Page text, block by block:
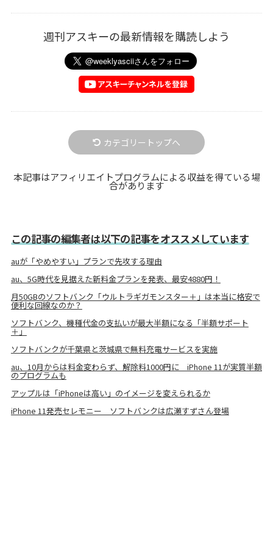
週刊アスキーの最新情報を購読しよう
カテゴリートップへ
本記事はアフィリエイトプログラムによる収益を得ている場
合があります
この記事の編集者は以下の記事をオススメしています
auが「やめやすい」プランで先攻する理由
au、5G時代を見据えた新料金プランを発表、最安4880円！
月50GBのソフトバンク「ウルトラギガモンスター＋」は本当に格安で
便利な回線なのか？
ソフトバンク、機種代金の支払いが最大半額になる「半額サポート
＋」
ソフトバンクが千葉県と茨城県で無料充電サービスを実施
au、10月からは料金変わらず、解除料1000円に iPhone 11が実質半額
のプログラムも
アップルは「iPhoneは高い」のイメージを変えられるか
iPhone 11発売セレモニー ソフトバンクは広瀬すずさん登場